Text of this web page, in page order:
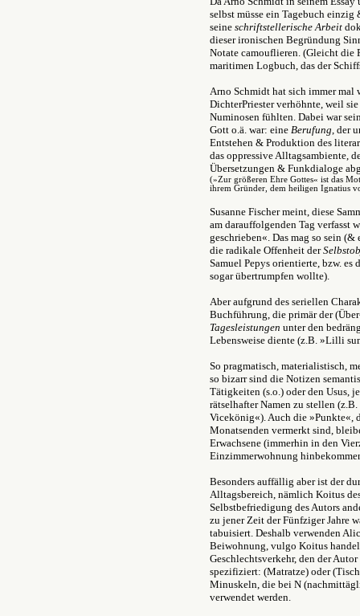
selbst müsse ein Tagebuch
seine schriftstellerische Arbeit
dieser ironischen Begründung
Notate camouflieren. (Gleicht die
maritimen Logbuch, das der
Arno Schmidt hat sich immer mal
DichterPriester verhöhnte, weil
Numinosen fühlten. Dabei war
Gott o.ä. war: eine Berufung, der
Entstehen & Produktion des
das oppressive Alltagsambiente,
Übersetzungen & Funkdialoge
(»Zur größeren Ehre Gottes« ist das
ihrem Gründer, dem heiligen Ignatius
Susanne Fischer meint, diese
am darauffolgenden Tag verfasst
geschrieben«. Das mag so sein
die radikale Offenheit der
Samuel Pepys orientierte, bzw.
sogar übertrumpfen wollte).
Aber aufgrund des seriellen
Buchführung, die primär der
Tagesleistungen unter den
Lebensweise diente (z.B. »Lilli
So pragmatisch, materialistisch,
so bizarr sind die Notizen
Tätigkeiten (s.o.) oder den Usus,
rätselhafter Namen zu stellen
Vicekönig«). Auch die »Punkte«,
Monatsenden vermerkt sind,
Erwachsene (immerhin in den
Einzimmerwohnung
Besonders auffällig aber ist der
Alltagsbereich, nämlich Koitus
Selbstbefriedigung des Autors
zu jener Zeit der Fünfziger Jahre
tabuisiert. Deshalb verwenden
Beiwohnung, vulgo Koitus
Geschlechtsverkehr, den der
spezifiziert: (Matratze) oder
Minuskeln, die bei N
verwendet werden.